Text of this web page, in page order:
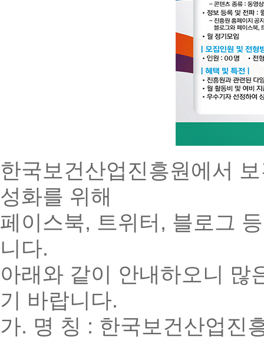
한국보건산업진흥원에서
성화를 위해
페이스북, 트위터, 블로그
니다.
아래와 같이 안내하오니 많
기 바랍니다.
가. 명 칭 : 한국보건산업진